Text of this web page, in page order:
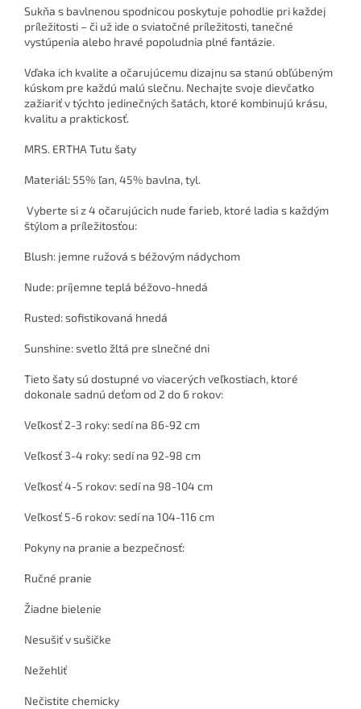
Sukňa s bavlnenou spodnicou poskytuje pohodlie pri každej
príležitosti – či už ide o sviatočné príležitosti, tanečné
vystúpenia alebo hravé popoludnia plné fantázie.
Vďaka ich kvalite a očarujúcemu dizajnu sa stanú obľúbeným
kúskom pre každú malú slečnu. Nechajte svoje dievčatko
zažiariť v týchto jedinečných šatách, ktoré kombinujú krásu,
kvalitu a praktickosť.
MRS. ERTHA Tutu šaty
Materiál: 55% ľan, 45% bavlna, tyl.
Vyberte si z 4 očarujúcich nude farieb, ktoré ladia s každým
štýlom a príležitosťou:
Blush: jemne ružová s béžovým nádychom
Nude: príjemne teplá béžovo-hnedá
Rusted: sofistikovaná hnedá
Sunshine: svetlo žltá pre slnečné dni
Tieto šaty sú dostupné vo viacerých veľkostiach, ktoré
dokonale sadnú deťom od 2 do 6 rokov:
Veľkosť 2-3 roky: sedí na 86-92 cm
Veľkosť 3-4 roky: sedí na 92-98 cm
Veľkosť 4-5 rokov: sedí na 98-104 cm
Veľkosť 5-6 rokov: sedí na 104-116 cm
Pokyny na pranie a bezpečnosť:
Ručné pranie
Žiadne bielenie
Nesušiť v sušičke
Nežehliť
Nečistite chemicky